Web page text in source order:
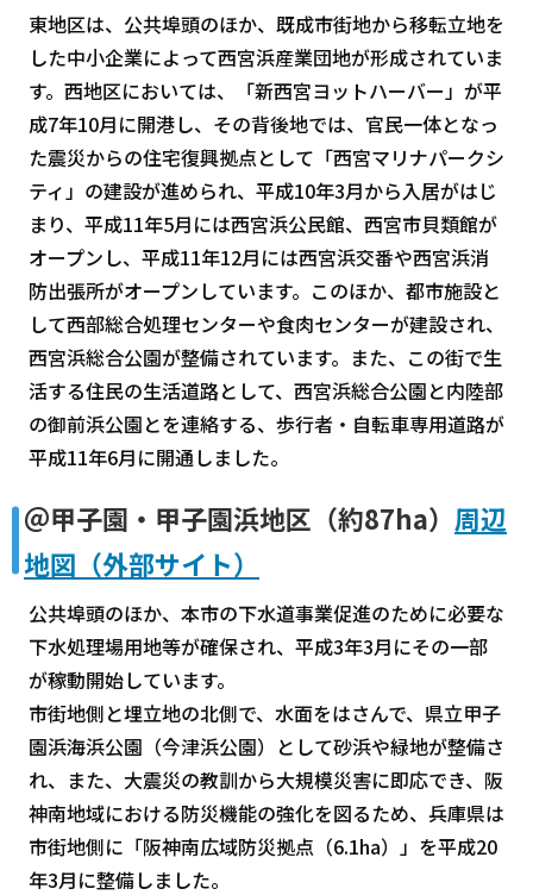
東地区は、公共埠頭のほか、既成市街地から移転立地を
した中小企業によって西宮浜産業団地が形成されていま
す。西地区においては、「新西宮ヨットハーバー」が平
成7年10月に開港し、その背後地では、官民一体となっ
た震災からの住宅復興拠点として「西宮マリナパークシ
ティ」の建設が進められ、平成10年3月から入居がはじ
まり、平成11年5月には西宮浜公民館、西宮市貝類館が
オープンし、平成11年12月には西宮浜交番や西宮浜消
防出張所がオープンしています。このほか、都市施設と
して西部総合処理センターや食肉センターが建設され、
西宮浜総合公園が整備されています。また、この街で生
活する住民の生活道路として、西宮浜総合公園と内陸部
の御前浜公園とを連絡する、歩行者・自転車専用道路が
平成11年6月に開通しました。
＠甲子園・甲子園浜地区（約87ha） 周辺
地図（外部サイト）
公共埠頭のほか、本市の下水道事業促進のために必要な
下水処理場用地等が確保され、平成3年3月にその一部
が稼動開始しています。
市街地側と埋立地の北側で、水面をはさんで、県立甲子
園浜海浜公園（今津浜公園）として砂浜や緑地が整備さ
れ、また、大震災の教訓から大規模災害に即応でき、阪
神南地域における防災機能の強化を図るため、兵庫県は
市街地側に「阪神南広域防災拠点（6.1ha）」を平成20
年3月に整備しました。